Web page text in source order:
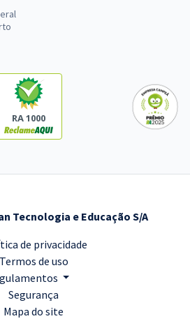
RA 1000
Tecnologia e Educação S/A
de privacidade
Termos de uso
Segurança
Mapa do site